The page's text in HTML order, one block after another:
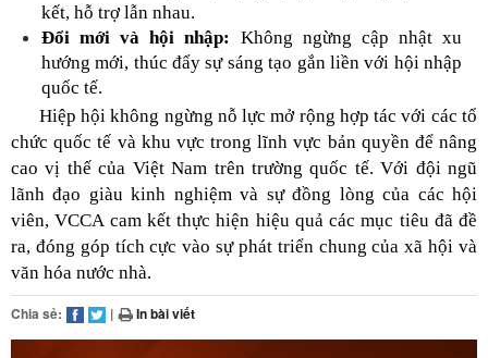
kết, hỗ trợ lẫn nhau.
Đổi mới và hội nhập: Không ngừng cập nhật xu
hướng mới, thúc đẩy sự sáng tạo gắn liền với hội nhập
quốc tế.
Hiệp hội không ngừng nỗ lực mở rộng hợp tác với các tổ
chức quốc tế và khu vực trong lĩnh vực bản quyền để nâng
cao vị thế của Việt Nam trên trường quốc tế. Với đội ngũ
lãnh đạo giàu kinh nghiệm và sự đồng lòng của các hội
viên, VCCA cam kết thực hiện hiệu quả các mục tiêu đã đề
ra, đóng góp tích cực vào sự phát triển chung của xã hội và
văn hóa nước nhà.
Chia sẻ: | In bài viết